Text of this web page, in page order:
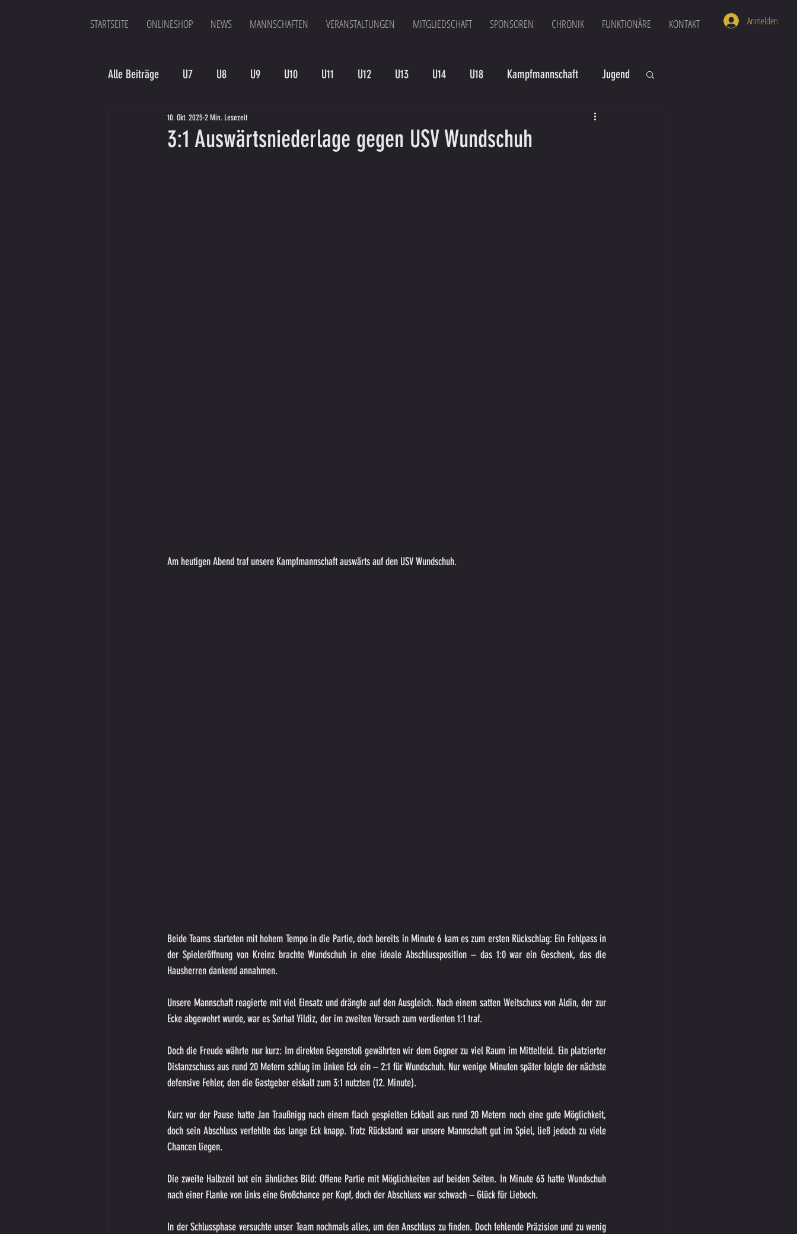
STARTSEITE ONLINESHOP NEWS MANNSCHAFTEN VERANSTALTUNGEN MITGLIEDSCHAFT SPONSOREN CHRONIK FUNKTIONÄRE KONTAKT Anmelden
Alle Beiträge U7 U8 U9 U10 U11 U12 U13 U14 U18 Kampfmannschaft Jugend
Spielergebnis Veranstaltungen
3:1 Auswärtsniederlage gegen USV Wundschuh
10. Okt. 20252 Min. Lesezeit
Am heutigen Abend traf unsere Kampfmannschaft auswärts auf den USV Wundschuh.
Beide Teams starteten mit hohem Tempo in die Partie, doch bereits in Minute 6 kam es zum ersten Rückschlag: Ein Fehlpass in
der Spieleröffnung von Kreinz brachte Wundschuh in eine ideale Abschlussposition – das 1:0 war ein Geschenk, das die
Hausherren dankend annahmen.
Unsere Mannschaft reagierte mit viel Einsatz und drängte auf den Ausgleich. Nach einem satten Weitschuss von Aldin, der zur
Ecke abgewehrt wurde, war es Serhat Yildiz, der im zweiten Versuch zum verdienten 1:1 traf.
Doch die Freude währte nur kurz: Im direkten Gegenstoß gewährten wir dem Gegner zu viel Raum im Mittelfeld. Ein platzierter
Distanzschuss aus rund 20 Metern schlug im linken Eck ein – 2:1 für Wundschuh. Nur wenige Minuten später folgte der nächste
defensive Fehler, den die Gastgeber eiskalt zum 3:1 nutzten (12. Minute).
Kurz vor der Pause hatte Jan Traußnigg nach einem flach gespielten Eckball aus rund 20 Metern noch eine gute Möglichkeit,
doch sein Abschluss verfehlte das lange Eck knapp. Trotz Rückstand war unsere Mannschaft gut im Spiel, ließ jedoch zu viele
Chancen liegen.
Die zweite Halbzeit bot ein ähnliches Bild: Offene Partie mit Möglichkeiten auf beiden Seiten. In Minute 63 hatte Wundschuh
nach einer Flanke von links eine Großchance per Kopf, doch der Abschluss war schwach – Glück für Lieboch.
In der Schlussphase versuchte unser Team nochmals alles, um den Anschluss zu finden. Doch fehlende Präzision und zu wenig